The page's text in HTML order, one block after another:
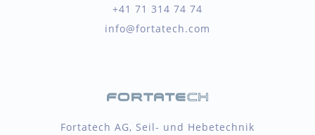
+41 71 314 74 74
info@fortatech.com
Fortatech AG, Seil- und Hebetechnik